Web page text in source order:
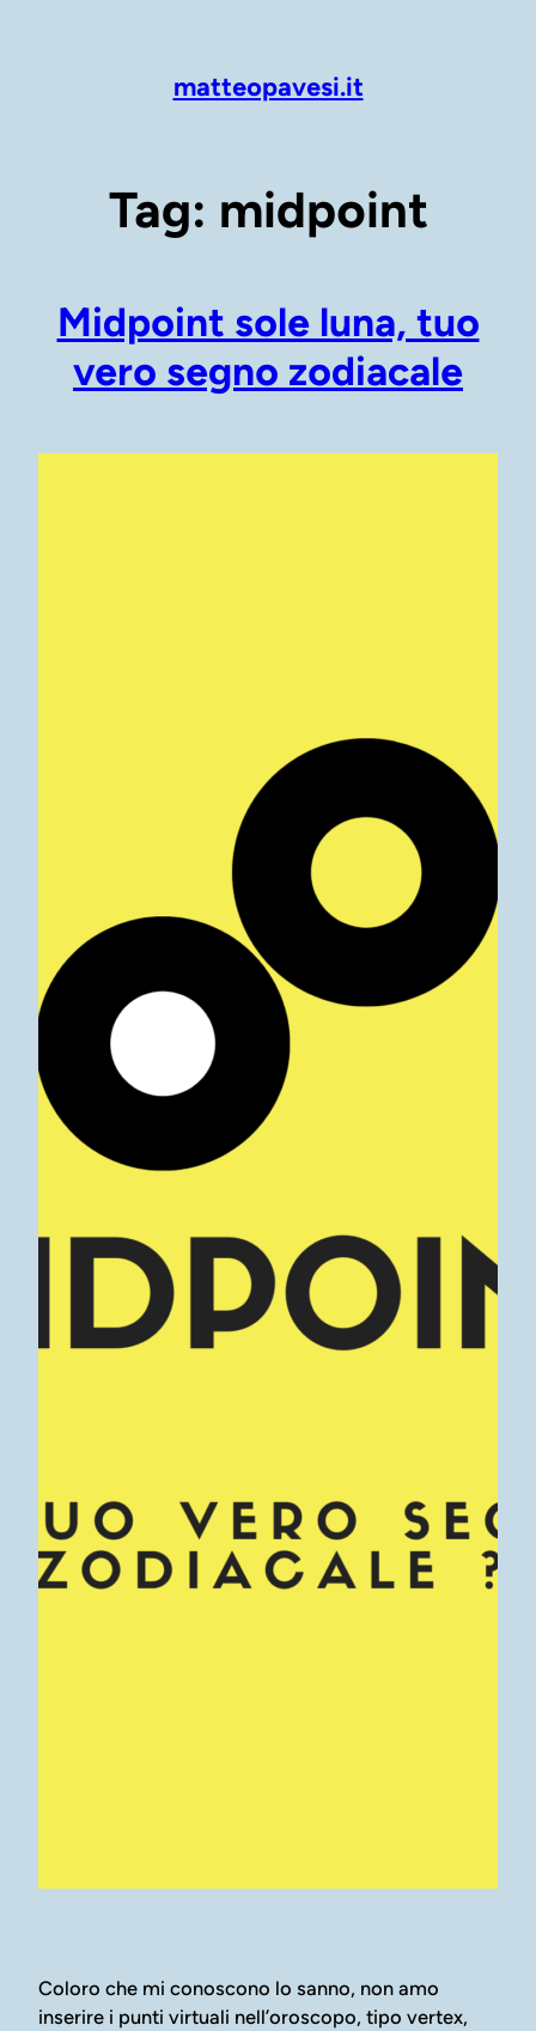
matteopavesi.it
Tag: midpoint
Midpoint sole luna, tuo
vero segno zodiacale
Coloro che mi conoscono lo sanno, non amo
inserire i punti virtuali nell’oroscopo, tipo vertex,